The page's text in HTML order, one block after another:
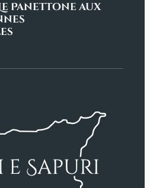
Panettone aux